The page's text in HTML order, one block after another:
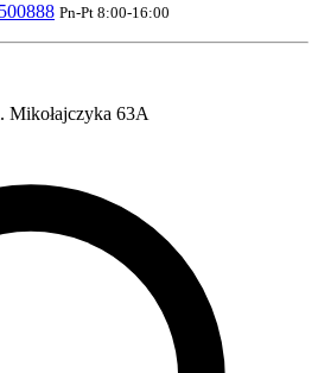
Pn-Pt 8:00-16:00
Mikołajczyka 63A